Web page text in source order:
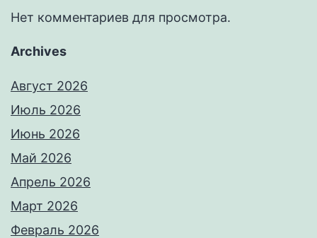
Нет комментариев для просмотра.
Archives
Август 2026
Июль 2026
Июнь 2026
Май 2026
Апрель 2026
Март 2026
Февраль 2026